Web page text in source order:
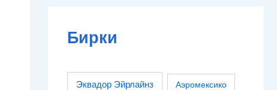
Бирки
Эквадор Эйрлайнз Аэромексико